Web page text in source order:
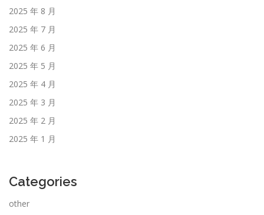
2025 年 8 月
2025 年 7 月
2025 年 6 月
2025 年 5 月
2025 年 4 月
2025 年 3 月
2025 年 2 月
2025 年 1 月
Categories
other